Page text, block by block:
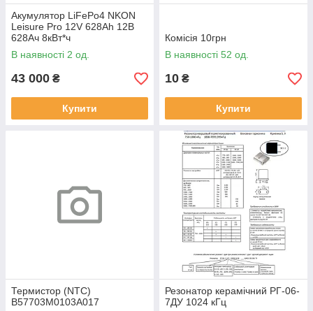
Акумулятор LiFePo4 NKON
Leisure Pro 12V 628Ah 12В
628Ач 8кВт*ч
В наявності 2 од.
43 000 ₴
Купити
Комісія 10грн
В наявності 52 од.
10 ₴
Купити
Термистор (NTC)
B57703M0103A017
Резонатор керамічний РГ-06-
7ДУ 1024 кГц